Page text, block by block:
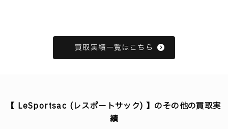
買取実績一覧はこちら
【 LeSportsac (レスポートサック) 】のその他の買取実
績